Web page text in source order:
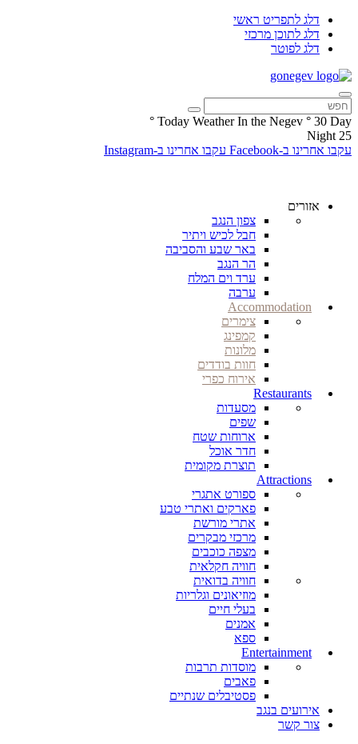
דלג לתפריט ראשי
דלג לתוכן מרכזי
דלג לפוטר
Today Weather In the Negev ° 30 Day
°
25
Night
עקבו אחרינו ב-Facebook
עקבו אחרינו ב-Instagram
אזורים
צפון הנגב
חבל לכיש ויתיר
באר שבע והסביבה
הר הנגב
ערד וים המלח
ערבה
Accommodation
צימרים
קמפינג
מלונות
חוות בודדים
אירוח כפרי
Restaurants
מסעדות
שפים
ארוחות שטח
חדר אוכל
תוצרת מקומית
Attractions
ספורט אתגרי
פארקים ואתרי טבע
אתרי מורשת
מרכזי מבקרים
מצפה כוכבים
חוויה חקלאית
חוויה בדואית
מוזיאונים וגלריות
בעלי חיים
אמנים
ספא
Entertainment
מוסדות תרבות
פאבים
פסטיבלים שנתיים
אירועים בנגב
צור קשר